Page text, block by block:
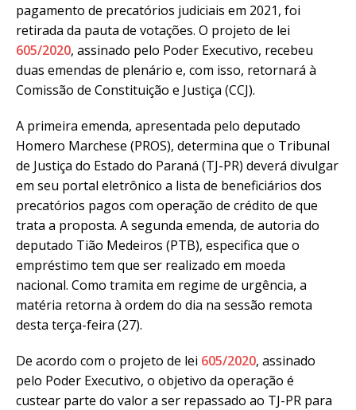
pagamento de precatórios judiciais em 2021, foi
retirada da pauta de votações. O projeto de lei
605/2020, assinado pelo Poder Executivo, recebeu
duas emendas de plenário e, com isso, retornará à
Comissão de Constituição e Justiça (CCJ).
A primeira emenda, apresentada pelo deputado
Homero Marchese (PROS), determina que o Tribunal
de Justiça do Estado do Paraná (TJ-PR) deverá divulgar
em seu portal eletrônico a lista de beneficiários dos
precatórios pagos com operação de crédito de que
trata a proposta. A segunda emenda, de autoria do
deputado Tião Medeiros (PTB), especifica que o
empréstimo tem que ser realizado em moeda
nacional. Como tramita em regime de urgência, a
matéria retorna à ordem do dia na sessão remota
desta terça-feira (27).
De acordo com o projeto de lei 605/2020, assinado
pelo Poder Executivo, o objetivo da operação é
custear parte do valor a ser repassado ao TJ-PR para